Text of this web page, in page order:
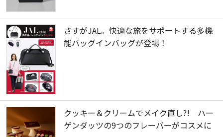
さすがJAL。快適な旅をサポートする多機
能バッグインバッグが登場！
クッキー＆クリームでメイク直し?! ハー
ゲンダッツの9つのフレーバーがコスメに